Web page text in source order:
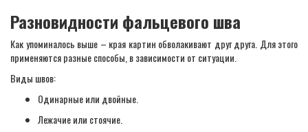
Разновидности фальцевого шва
Как упоминалось выше – края картин обволакивают друг друга. Для этого
применяются разные способы, в зависимости от ситуации.
Виды швов:
Одинарные или двойные.
Лежачие или стоячие.